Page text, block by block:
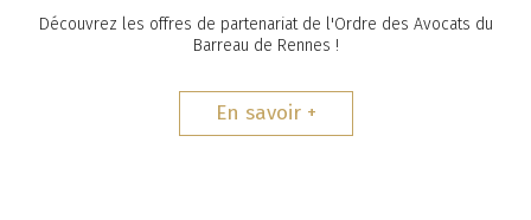
Découvrez les offres de partenariat de l'Ordre des Avocats du
Barreau de Rennes !
En savoir +